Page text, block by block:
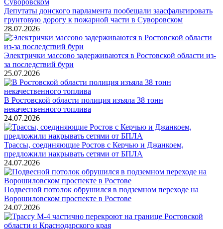
Депутаты донского парламента пообещали заасфальтировать
грунтовую дорогу к пожарной части в Суворовском
28.07.2026
Электрички массово задерживаются в Ростовской области из-
за последствий бури
25.07.2026
В Ростовской области полиция изъяла 38 тонн
некачественного топлива
24.07.2026
Трассы, соединяющие Ростов с Керчью и Джанкоем,
предложили накрывать сетями от БПЛА
24.07.2026
Подвесной потолок обрушился в подземном переходе на
Ворошиловском проспекте в Ростове
24.07.2026